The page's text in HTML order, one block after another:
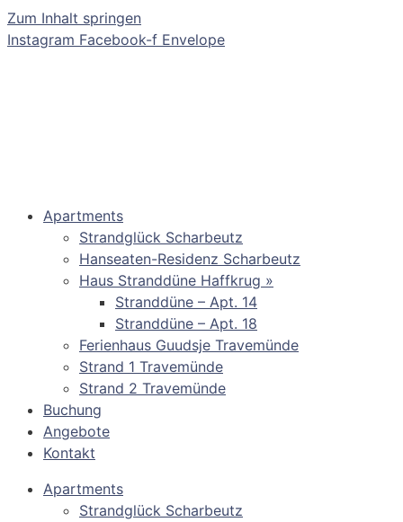
Zum Inhalt springen
Instagram Facebook-f Envelope
Apartments
Strandglück Scharbeutz
Hanseaten-Residenz Scharbeutz
Haus Stranddüne Haffkrug »
Stranddüne – Apt. 14
Stranddüne – Apt. 18
Ferienhaus Guudsje Travemünde
Strand 1 Travemünde
Strand 2 Travemünde
Buchung
Angebote
Kontakt
Apartments
Strandglück Scharbeutz